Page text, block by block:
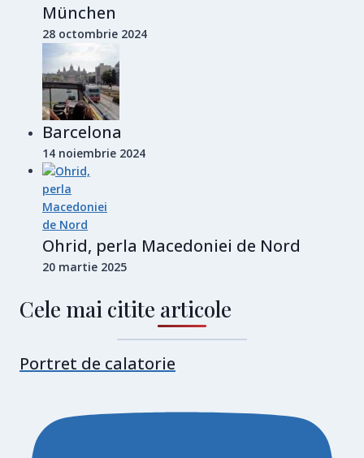
München
28 octombrie 2024
Barcelona
14 noiembrie 2024
Ohrid, perla Macedoniei de Nord
20 martie 2025
Cele mai citite articole
Portret de calatorie